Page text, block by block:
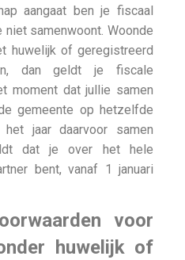
aangaat ben je fiscaal
samenwoont. Woonde
huwelijk of geregistreerd
dan geldt je fiscale
moment dat jullie samen
gemeente op hetzelfde
jaar daarvoor samen
dat je over het hele
bent, vanaf 1 januari
voor
huwelijk of